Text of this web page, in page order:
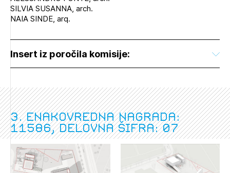
SILVIA SUSANNA, arch.
NAIA SINDE, arq.
Insert iz poročila komisije:
3. enakovredna nagrada:
11586, delovna šifra: 07